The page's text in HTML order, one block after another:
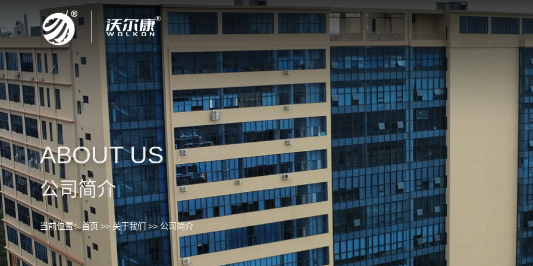
ABOUT US
公司简介
当前位置：首页 >> 关于我们>>公司简介